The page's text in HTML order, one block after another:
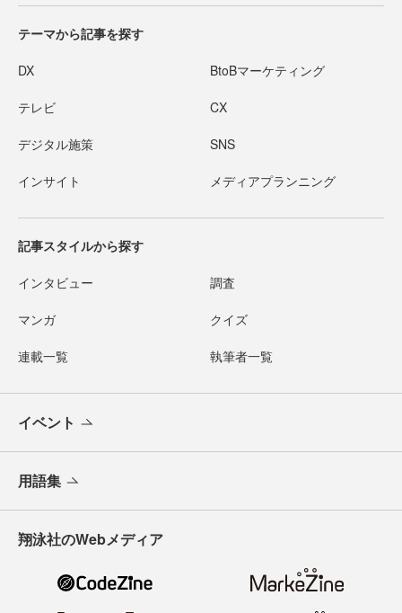
テーマから記事を探す
DX BtoBマーケティング
テレビ CX
デジタル施策 SNS
インサイト メディアプランニング
記事スタイルから探す
インタビュー 調査
マンガ クイズ
連載一覧 執筆者一覧
イベント
用語集
翔泳社のWebメディア